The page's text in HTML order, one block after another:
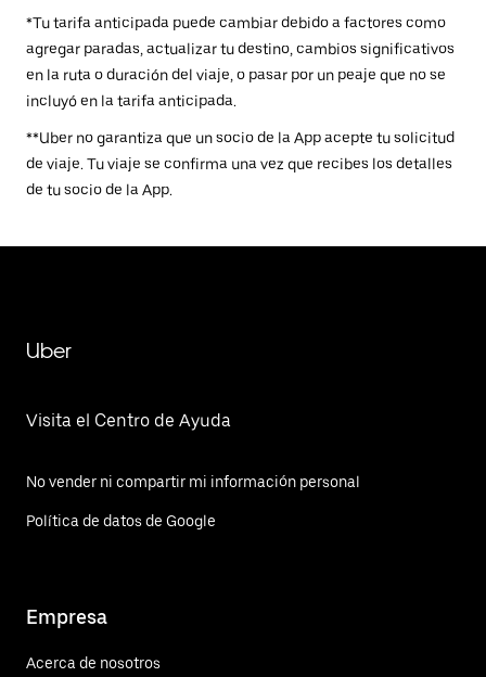
*Tu tarifa anticipada puede cambiar debido a factores como
agregar paradas, actualizar tu destino, cambios significativos
en la ruta o duración del viaje, o pasar por un peaje que no se
incluyó en la tarifa anticipada.
**Uber no garantiza que un socio de la App acepte tu solicitud
de viaje. Tu viaje se confirma una vez que recibes los detalles
de tu socio de la App.
Uber
Visita el Centro de Ayuda
No vender ni compartir mi información personal
Política de datos de Google
Empresa
Acerca de nosotros